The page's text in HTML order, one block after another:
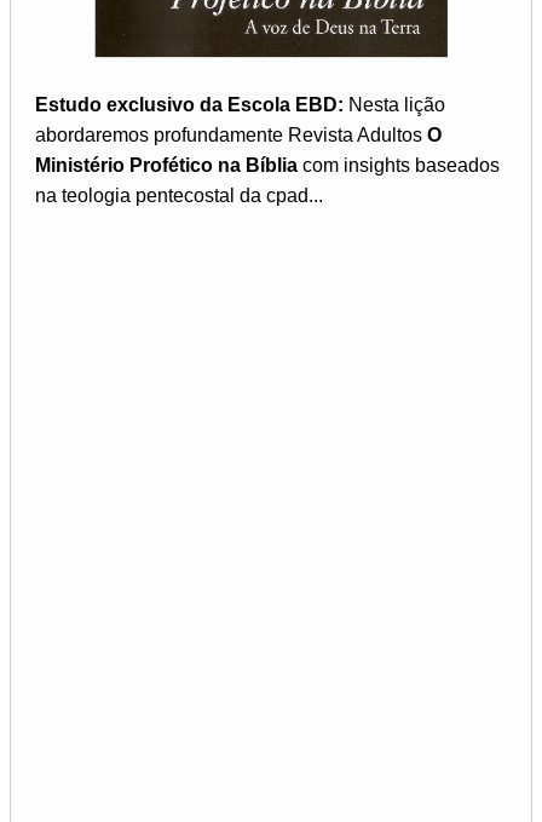
Estudo exclusivo da Escola EBD: Nesta lição
abordaremos profundamente Revista Adultos O
Ministério Profético na Bíblia com insights baseados
na teologia pentecostal da cpad...